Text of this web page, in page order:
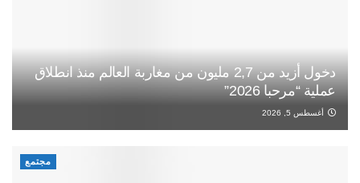
دخول أزيد من 2,7 مليون من مغاربة العالم منذ انطلاق
عملية “مرحبا 2026”
أغسطس 5, 2026
مجتمع